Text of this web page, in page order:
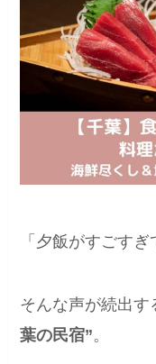
「夕飯がすごす
そんな声が続出す
葉の民宿”。